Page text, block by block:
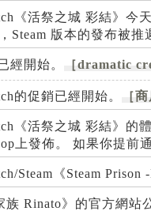
《活祭之城 彩結》今天
Steam 版本的發布被推
經開始。 ［dramatic
的促銷已經開始。 ［
《活祭之城 彩結》的
上發佈。 如果你提前
Steam《Steam
族 Rinato》的官方網站